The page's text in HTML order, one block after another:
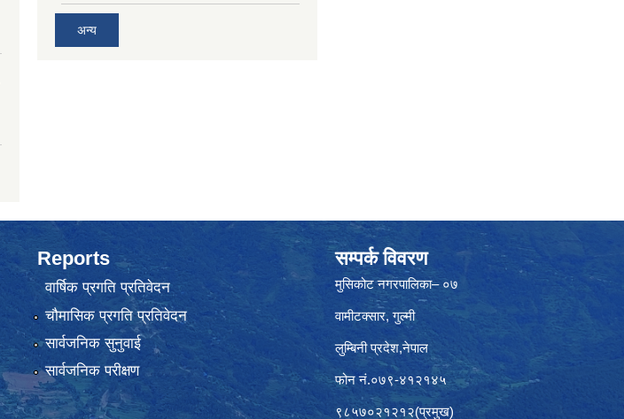
अन्य
Reports
वार्षिक प्रगति प्रतिवेदन
चौमासिक प्रगति प्रतिवेदन
सार्वजनिक सुनुवाई
सार्वजनिक परीक्षण
सम्पर्क विवरण
मुसिकोट नगरपालिका– ०७
वामीटक्सार, गुल्मी
लुम्बिनी प्रदेश,नेपाल
फोन नं.०७९-४१२१४५
९८५७०२१२१२(प्रमुख)